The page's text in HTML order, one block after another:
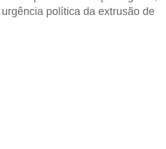
política da extrusão de